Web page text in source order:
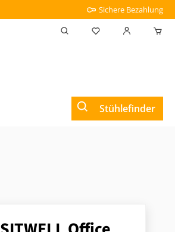
Sichere Bezahlung
Du hast 0
Stühlefinder